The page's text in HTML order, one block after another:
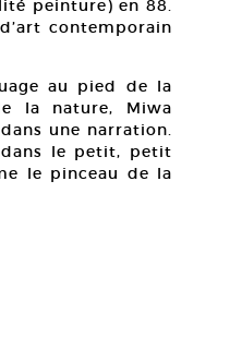
peinture) en 88.
contemporain
au pied de la
la nature, Miwa
une narration.
le petit, petit
le pinceau de la